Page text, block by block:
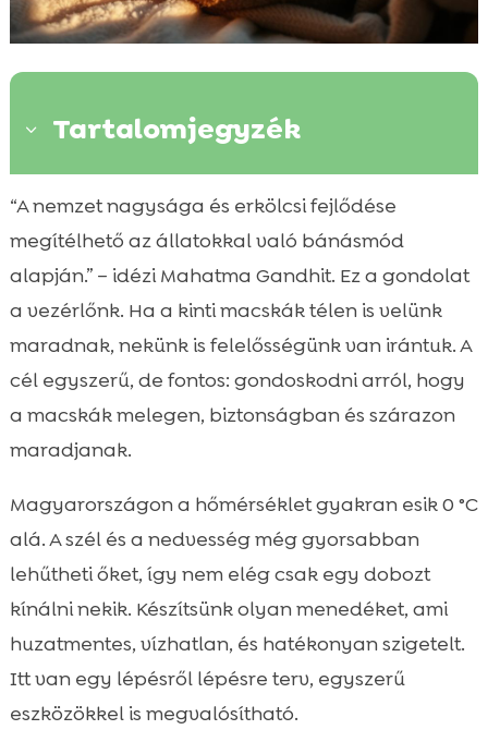
3 Tartalomjegyzék
 Téli kihívások: hogyan hat a hideg a kinti
macskákra
Az ideális kültéri menedék alapelvei
Anyagválasztás: melyik ház, doboz vagy
Macska alvóhely kint tél
Hőszigetelő töltetek és fekhelyek: mit
tegyünk a kuckóba
 Elhelyezés a kertben: mikroklíma és
Táplálás és hidratálás télen: energia és
ivóvíz biztosítása

CricksyCat ajánlásaink: meleg, biztonság
és egészség belülről is támogatva
 Alom és higiénia kint: Purrfect Life
természetes megoldásai

Biztonság és védelem: ragadozók,
“A nemzet nagysága és erkölcsi fejlődése
megítélhető az állatokkal való bánásmód
alapján.” – idézi Mahatma Gandhit. Ez a gondolat
a vezérlőnk. Ha a kinti macskák télen is velünk
maradnak, nekünk is felelősségünk van irántuk. A
cél egyszerű, de fontos: gondoskodni arról, hogy
a macskák melegen, biztonságban és szárazon
maradjanak.
Magyarországon a hőmérséklet gyakran esik 0 °C
alá. A szél és a nedvesség még gyorsabban
lehűtheti őket, így nem elég csak egy dobozt
kínálni nekik. Készítsünk olyan menedéket, ami
huzatmentes, vízhatlan, és hatékonyan szigetelt.
Itt van egy lépésről lépésre terv, egyszerű
eszközökkel is megvalósítható.